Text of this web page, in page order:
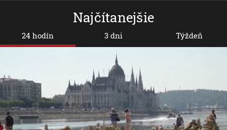
Najčítanejšie
24 hodín 3 dni Týždeň